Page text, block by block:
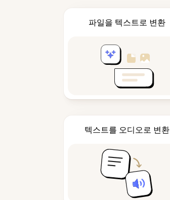
파일을 텍스트로 변환
텍스트를 오디오로 변환